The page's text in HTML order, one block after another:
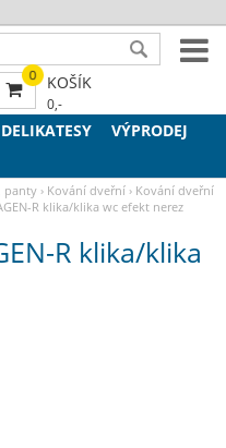
VÝPRODEJ
panty › Kování dveřní › Kování dveřní
R klika/klika wc efekt nerez
R klika/klika
0 KOŠÍK
0,-